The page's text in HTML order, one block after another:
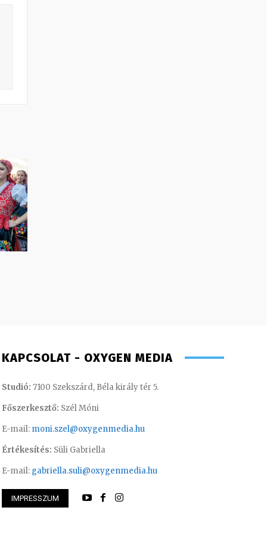
– sales manager – 2015
KAPCSOLAT - OXYGEN MEDIA
Studió: 7100 Szekszárd, Béla király tér 5.
Főszerkesztő: Szél Móni
E-mail: moni.szel@oxygenmedia.hu
Értékesítés: Süli Gabriella
E-mail: gabriella.suli@oxygenmedia.hu
IMPRESSZUM